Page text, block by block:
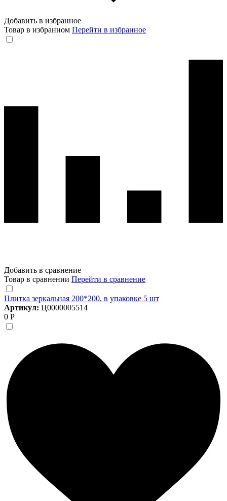
Добавить в избранное
Товар в избранном Перейти в избранное
Добавить в сравнение
Товар в сравнении Перейти в сравнение
Плитка зеркальная 200*200, в упаковке 5 шт
Артикул: Ц0000005514
0 Р